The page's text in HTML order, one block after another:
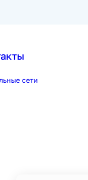
сети